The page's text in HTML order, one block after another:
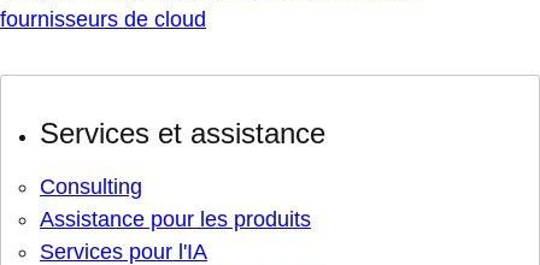
fournisseurs de cloud
Services et assistance
Consulting
Assistance pour les produits
Services pour l'IA